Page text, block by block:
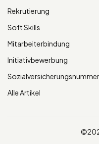
Rekrutierung
Soft Skills
Mitarbeiterbindung
Initiativbewerbung
Sozialversicherungsnummer
Alle Artikel